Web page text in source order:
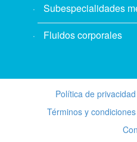
Subespecialidades
Fluidos corporales
Política de privacidad
Términos y condiciones